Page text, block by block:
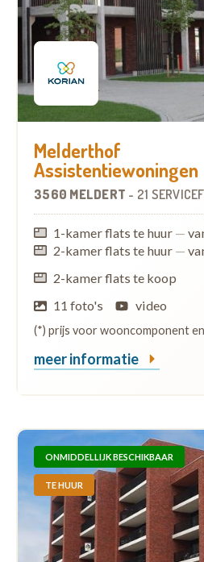
Melderthof
Assistentiewoningen
3560 MELDERT - 21
1-kamer flats te huur —
2-kamer flats te huur —
2-kamer flats te koop
11 foto's
video
(*) prijs voor wooncomponent
meer informatie
ONMIDDELLIJK BESCHIKBAAR
TE HUUR